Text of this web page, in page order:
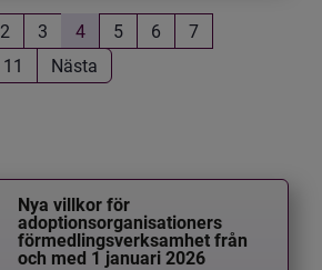
2 3 4 5 6
7
11 Nästa
Nya villkor för
adoptionsorganisationers
förmedlingsverksamhet från
och med 1 januari 2026